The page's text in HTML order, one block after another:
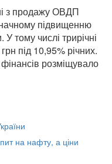
з продажу ОВДП
підвищенню
тому числі трирічні
під 10,95% річних.
розміщувало
на нафту, а ціни